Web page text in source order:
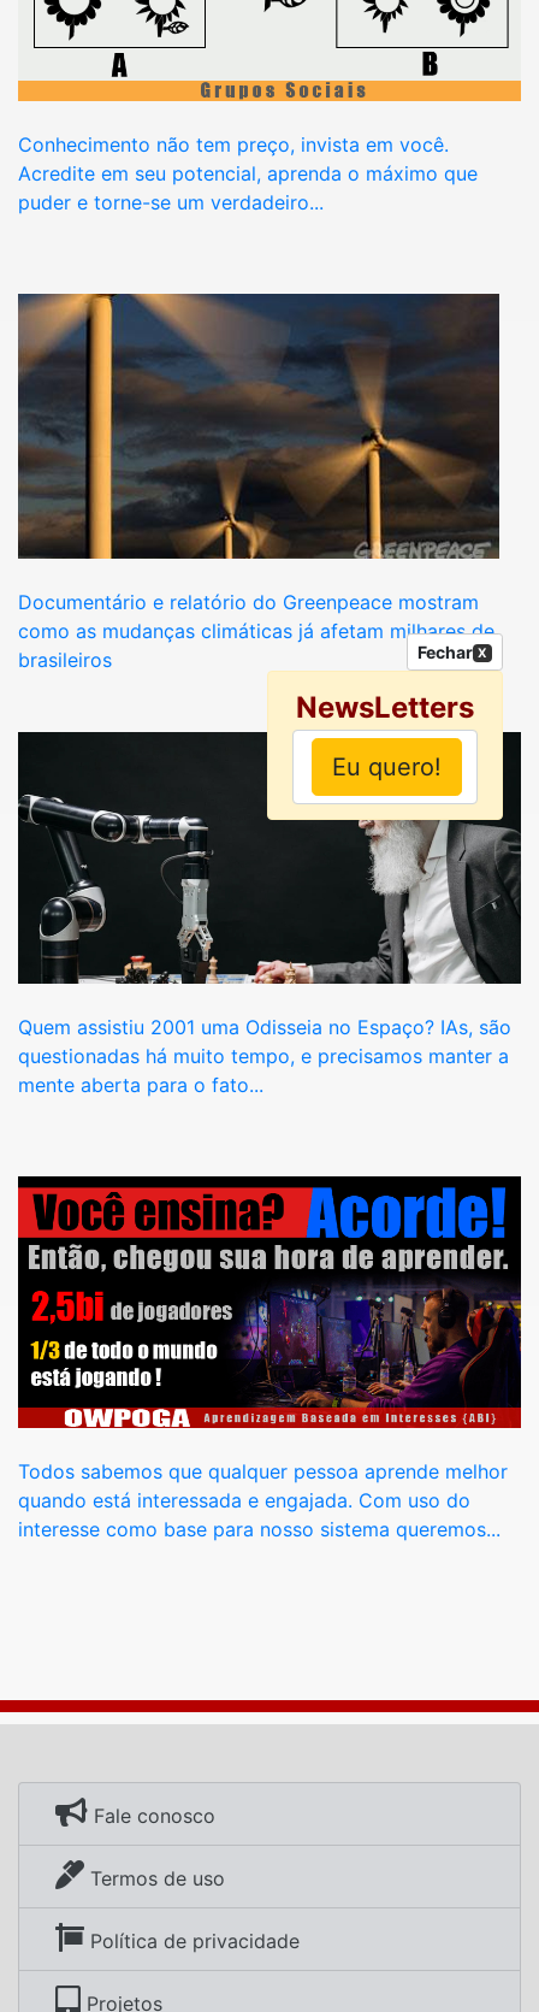
Conhecimento não tem preço, invista em você.
Acredite em seu potencial, aprenda o máximo que
puder e torne-se um verdadeiro...
Documentário e relatório do Greenpeace mostram
como as mudanças climáticas já afetam milhares de
brasileiros
Quem assistiu 2001 uma Odisseia no Espaço? IAs, são
questionadas há muito tempo, e precisamos manter a
mente aberta para o fato...
Todos sabemos que qualquer pessoa aprende melhor
quando está interessada e engajada. Com uso do
interesse como base para nosso sistema queremos...
Fechar X
NewsLetters
Fale conosco
Termos de uso
Política de privacidade
Projetos